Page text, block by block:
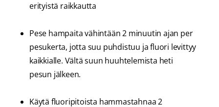
erityistä raikkautta
Pese hampaita vähintään 2 minuutin ajan per
pesukerta, jotta suu puhdistuu ja fluori levittyy
kaikkialle. Vältä suun huuhtelemista heti
pesun jälkeen.
Käytä fluoripitoista hammastahnaa 2